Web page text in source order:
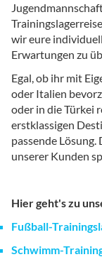
wir eure
Erwartungen zu
Egal, ob ihr mit
oder Italien
oder in die Türkei
erstklassigen
passende
unserer Kunden
Hier geht's zu
Fußball-
Schwimm-